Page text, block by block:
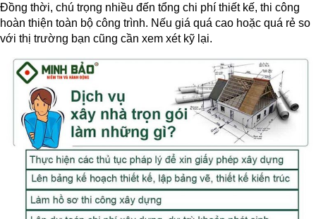
Đồng thời, chú trọng nhiều đến tổng chi phí thiết kế, thi công
hoàn thiện toàn bộ công trình. Nếu giá quá cao hoặc quá rẻ so
với thị trường bạn cũng cần xem xét kỹ lại.